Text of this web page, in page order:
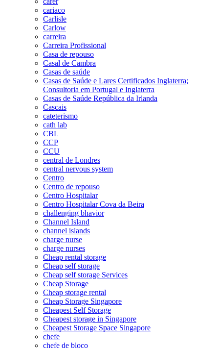
cariaco
Carlisle
Carlow
carreira
Carreira Profissional
Casa de repouso
Casal de Cambra
Casas de saúde
Casas de Saúde e Lares Certificados Inglaterra;
Consultoria em Portugal e Inglaterra
Casas de Saúde República da Irlanda
Cascais
cateterismo
cath lab
CBL
CCP
CCU
central de Londres
central nervous system
Centro
Centro de repouso
Centro Hospitalar
Centro Hospitalar Cova da Beira
challenging bhavior
Channel Island
channel islands
charge nurse
charge nurses
Cheap rental storage
Cheap self storage
Cheap self storage Services
Cheap Storage
Cheap storage rental
Cheap Storage Singapore
Cheapest Self Storage
Cheapest storage in Singapore
Cheapest Storage Space Singapore
chefe
chefe de bloco